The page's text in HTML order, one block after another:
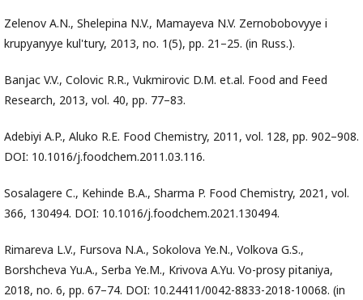
Zelenov A.N., Shelepina N.V., Mamayeva N.V. Zernobobovyye i
krupyanyye kul'tury, 2013, no. 1(5), pp. 21–25. (in Russ.).
Banjac V.V., Colovic R.R., Vukmirovic D.M. et.al. Food and Feed
Research, 2013, vol. 40, pp. 77–83.
Adebiyi A.P., Aluko R.E. Food Chemistry, 2011, vol. 128, pp. 902–908.
DOI: 10.1016/j.foodchem.2011.03.116.
Sosalagere C., Kehinde B.A., Sharma P. Food Chemistry, 2021, vol.
366, 130494. DOI: 10.1016/j.foodchem.2021.130494.
Rimareva L.V., Fursova N.A., Sokolova Ye.N., Volkova G.S.,
Borshcheva Yu.A., Serba Ye.M., Krivova A.Yu. Vo-prosy pitaniya,
2018, no. 6, pp. 67–74. DOI: 10.24411/0042-8833-2018-10068. (in